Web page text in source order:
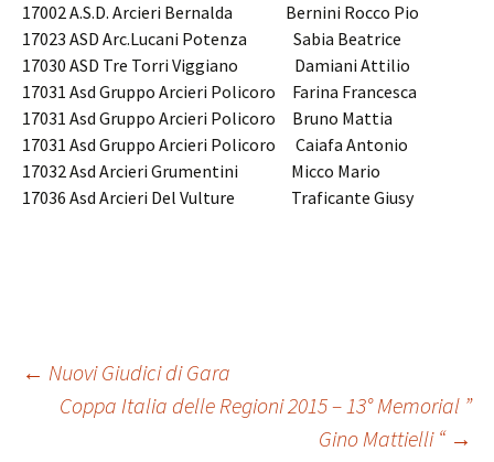
17002 A.S.D. Arcieri Bernalda Bernini Rocco Pio
17023 ASD Arc.Lucani Potenza Sabia Beatrice
17030 ASD Tre Torri Viggiano Damiani Attilio
17031 Asd Gruppo Arcieri Policoro Farina Francesca
17031 Asd Gruppo Arcieri Policoro Bruno Mattia
17031 Asd Gruppo Arcieri Policoro Caiafa Antonio
17032 Asd Arcieri Grumentini Micco Mario
17036 Asd Arcieri Del Vulture Traficante Giusy
Navigazione
← Nuovi Giudici di Gara
Coppa Italia delle Regioni 2015 – 13° Memorial ”
Gino Mattielli “ →